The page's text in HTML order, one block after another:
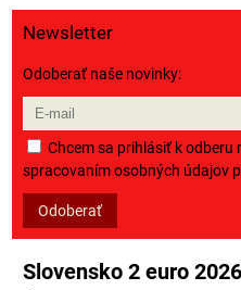
Newsletter
Odoberať naše novinky:
Chcem sa prihlásiť k odberu
spracovaním osobných údajov
Odoberať
Slovensko 2 euro